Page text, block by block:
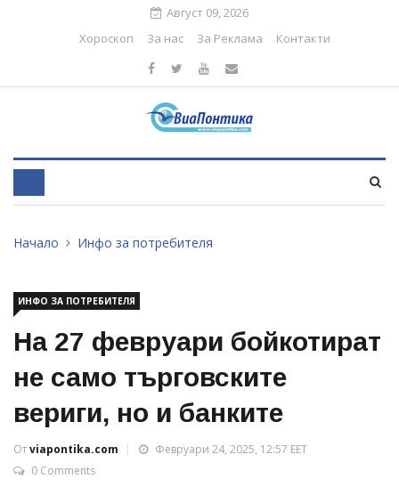
Август 09, 2026
Хороскоп
За нас За Реклама Контакти
Начало Инфо за потребителя
ИНФО ЗА ПОТРЕБИТЕЛЯ
На 27 февруари бойкотират
не само търговските
вериги, но и банките
Отviapontika.com
Февруари 24, 2025, 12:57 EET
0 Comments